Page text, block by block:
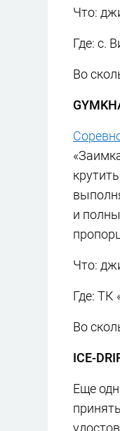
Что:
Где: с.
Во
и
Что:
Где: ТК
Во
ICE-
Еще